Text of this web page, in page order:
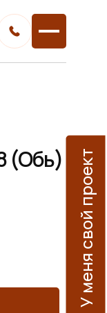
(Обь) У меня свой проект